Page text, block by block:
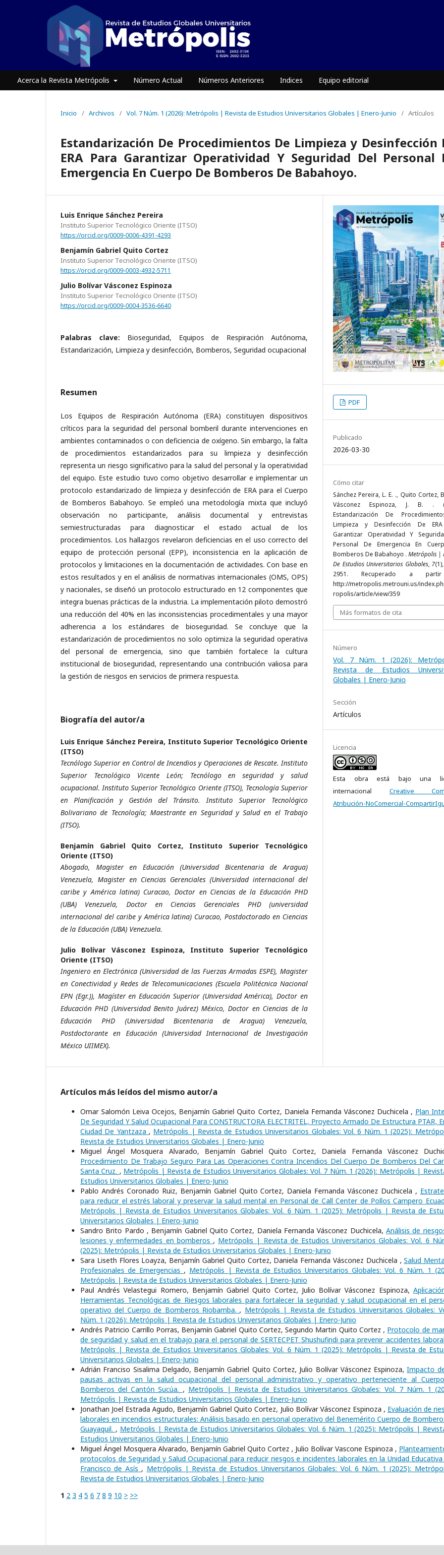
Acerca la Revista Metrópolis Número Actual Números Anteriores Indices Equipo editorial
Inicio / Archivos / Vol. 7 Núm. 1 (2026): Metrópolis | Revista de Estudios Universitarios Globales | Enero-Junio / Artículos
Estandarización De Procedimientos De Limpieza y Desinfección
ERA Para Garantizar Operatividad Y Seguridad Del Personal
Emergencia En Cuerpo De Bomberos De Babahoyo.
Luis Enrique Sánchez Pereira
Instituto Superior Tecnológico Oriente (ITSO)
https://orcid.org/0009-0006-4391-4293
Benjamín Gabriel Quito Cortez
Instituto Superior Tecnológico Oriente (ITSO)
https://orcid.org/0009-0003-4932-5711
Julio Bolívar Vásconez Espinoza
Instituto Superior Tecnológico Oriente (ITSO)
https://orcid.org/0009-0004-3536-6640
Palabras clave: Bioseguridad, Equipos de Respiración Autónoma,
Estandarización, Limpieza y desinfección, Bomberos, Seguridad ocupacional
Resumen
Los Equipos de Respiración Autónoma (ERA) constituyen dispositivos
críticos para la seguridad del personal bomberil durante intervenciones en
ambientes contaminados o con deficiencia de oxígeno. Sin embargo, la falta
de procedimientos estandarizados para su limpieza y desinfección
representa un riesgo significativo para la salud del personal y la operatividad
del equipo. Este estudio tuvo como objetivo desarrollar e implementar un
protocolo estandarizado de limpieza y desinfección de ERA para el Cuerpo
de Bomberos Babahoyo. Se empleó una metodología mixta que incluyó
observación no participante, análisis documental y entrevistas
semiestructuradas para diagnosticar el estado actual de los
procedimientos. Los hallazgos revelaron deficiencias en el uso correcto del
equipo de protección personal (EPP), inconsistencia en la aplicación de
protocolos y limitaciones en la documentación de actividades. Con base en
estos resultados y en el análisis de normativas internacionales (OMS, OPS)
y nacionales, se diseñó un protocolo estructurado en 12 componentes que
integra buenas prácticas de la industria. La implementación piloto demostró
una reducción del 40% en las inconsistencias procedimentales y una mayor
adherencia a los estándares de bioseguridad. Se concluye que la
estandarización de procedimientos no solo optimiza la seguridad operativa
del personal de emergencia, sino que también fortalece la cultura
institucional de bioseguridad, representando una contribución valiosa para
la gestión de riesgos en servicios de primera respuesta.
Biografía del autor/a
Luis Enrique Sánchez Pereira, Instituto Superior Tecnológico Oriente
(ITSO)
Tecnólogo Superior en Control de Incendios y Operaciones de Rescate. Instituto
Superior Tecnológico Vicente León; Tecnólogo en seguridad y salud
ocupacional. Instituto Superior Tecnológico Oriente (ITSO), Tecnología Superior
en Planificación y Gestión del Tránsito. Instituto Superior Tecnológico
Bolivariano de Tecnología; Maestrante en Seguridad y Salud en el Trabajo
(ITSO).
Benjamín Gabriel Quito Cortez, Instituto Superior Tecnológico
Oriente (ITSO)
Abogado, Magister en Educación (Universidad Bicentenaria de Aragua)
Venezuela, Magister en Ciencias Gerenciales (Universidad internacional del
caribe y América latina) Curacao, Doctor en Ciencias de la Educación PHD
(UBA) Venezuela, Doctor en Ciencias Gerenciales PHD (universidad
internacional del caribe y América latina) Curacao, Postdoctorado en Ciencias
de la Educación (UBA) Venezuela.
Julio Bolívar Vásconez Espinoza, Instituto Superior Tecnológico
Oriente (ITSO)
Ingeniero en Electrónica (Universidad de las Fuerzas Armadas ESPE), Magister
en Conectividad y Redes de Telecomunicaciones (Escuela Politécnica Nacional
EPN (Egr.)), Magíster en Educación Superior (Universidad América), Doctor en
Educación PHD (Universidad Benito Juárez) México, Doctor en Ciencias de la
Educación PHD (Universidad Bicentenaria de Aragua) Venezuela,
Postdoctorante en Educación (Universidad Internacional de Investigación
México UIIMEX).
PDF
Publicado
2026-03-30
Cómo citar
Sánchez Pereira, L. E. ., Quito Cortez,
Vásconez Espinoza, J. B. .
Estandarización De
Limpieza y Desinfección De
Garantizar Operatividad Y
Personal De Emergencia En
Bomberos De Babahoyo . Metrópolis |
De Estudios Universitarios Globales, 7
2951. Recuperado a
http://metropolis.metrouni.us/
ropolis/article/view/359
Más formatos de cita
Número
Vol. 7 Núm. 1 (2026):
Revista de Estudios
Globales | Enero-Junio
Sección
Artículos
Licencia
Esta obra está bajo una
internacional Creative
Atribución-NoComercial-
Artículos más leídos del mismo autor/a
Omar Salomón Leiva Ocejos, Benjamín Gabriel Quito Cortez, Daniela Fernanda Vásconez Duchicela , Plan
De Seguridad Y Salud Ocupacional Para CONSTRUCTORA ELECTRITEL, Proyecto Armado De Estructura PTAR,
Ciudad De Yantzaza , Metrópolis | Revista de Estudios Universitarios Globales: Vol. 6 Núm. 1 (2025):
Revista de Estudios Universitarios Globales | Enero-Junio
Miguel Ángel Mosquera Alvarado, Benjamín Gabriel Quito Cortez, Daniela Fernanda Vásconez
Procedimiento De Trabajo Seguro Para Las Operaciones Contra Incendios Del Cuerpo De Bomberos Del
Santa Cruz. , Metrópolis | Revista de Estudios Universitarios Globales: Vol. 7 Núm. 1 (2026): Metrópolis |
Estudios Universitarios Globales | Enero-Junio
Pablo Andrés Coronado Ruiz, Benjamín Gabriel Quito Cortez, Daniela Fernanda Vásconez Duchicela ,
para reducir el estrés laboral y preservar la salud mental en Personal de Call Center de Pollos Campero
Metrópolis | Revista de Estudios Universitarios Globales: Vol. 6 Núm. 1 (2025): Metrópolis | Revista de
Universitarios Globales | Enero-Junio
Sandro Brito Pardo , Benjamín Gabriel Quito Cortez, Daniela Fernanda Vásconez Duchicela, Análisis de
lesiones y enfermedades en bomberos , Metrópolis | Revista de Estudios Universitarios Globales: Vol. 6
(2025): Metrópolis | Revista de Estudios Universitarios Globales | Enero-Junio
Sara Liseth Flores Loayza, Benjamín Gabriel Quito Cortez, Daniela Fernanda Vásconez Duchicela ,Salud
Profesionales de Emergencias , Metrópolis | Revista de Estudios Universitarios Globales: Vol. 6 Núm. 1
Metrópolis | Revista de Estudios Universitarios Globales | Enero-Junio
Paul Andrés Velastegui Romero, Benjamín Gabriel Quito Cortez, Julio Bolívar Vásconez Espinoza,
Herramientas Tecnológicas de Riesgos laborales para fortalecer la seguridad y salud ocupacional en el
operativo del Cuerpo de Bomberos Riobamba. , Metrópolis | Revista de Estudios Universitarios Globales:
Núm. 1 (2026): Metrópolis | Revista de Estudios Universitarios Globales | Enero-Junio
Andrés Patricio Carrillo Porras, Benjamín Gabriel Quito Cortez, Segundo Martin Quito Cortez , Protocolo de
de seguridad y salud en el trabajo para el personal de SERTECPET Shushufindi para prevenir accidentes
Metrópolis | Revista de Estudios Universitarios Globales: Vol. 6 Núm. 1 (2025): Metrópolis | Revista de
Universitarios Globales | Enero-Junio
Adrián Franciso Sisalima Delgado, Benjamín Gabriel Quito Cortez, Julio Bolívar Vásconez Espinoza,Impacto
pausas activas en la salud ocupacional del personal administrativo y operativo perteneciente al
Bomberos del Cantón Sucúa. , Metrópolis | Revista de Estudios Universitarios Globales: Vol. 7 Núm. 1
Metrópolis | Revista de Estudios Universitarios Globales | Enero-Junio
Jonathan Joel Estrada Agudo, Benjamín Gabriel Quito Cortez, Julio Bolívar Vásconez Espinoza , Evaluación de
laborales en incendios estructurales: Análisis basado en personal operativo del Benemérito Cuerpo de
Guayaquil. , Metrópolis | Revista de Estudios Universitarios Globales: Vol. 6 Núm. 1 (2025): Metrópolis |
Estudios Universitarios Globales | Enero-Junio
Miguel Ángel Mosquera Alvarado, Benjamín Gabriel Quito Cortez , Julio Bolívar Vascone Espinoza ,
protocolos de Seguridad y Salud Ocupacional para reducir riesgos e incidentes laborales en la Unidad Educativa
Francisco de Asís , Metrópolis | Revista de Estudios Universitarios Globales: Vol. 6 Núm. 1 (2025):
Revista de Estudios Universitarios Globales | Enero-Junio
1 2 3 4 5 6 7 8 9 10 > >>